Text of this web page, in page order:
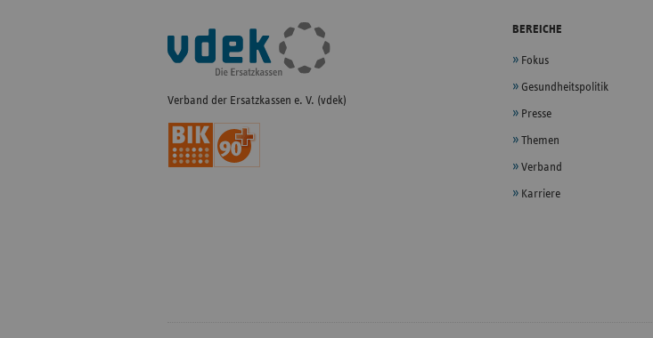
Fußleisten-
Navigation
Verband der Ersatzkassen e. V. (vdek)
BEREICHE
Fokus
Gesundheitspolitik
Presse
Themen
Verband
Karriere